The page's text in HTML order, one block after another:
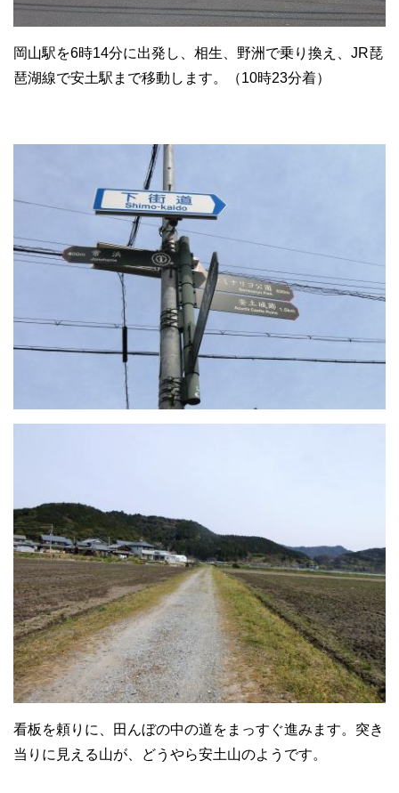
岡山駅を6時14分に出発し、相生、野洲で乗り換え、JR琵
琶湖線で安土駅まで移動します。（10時23分着）
看板を頼りに、田んぼの中の道をまっすぐ進みます。突き
当りに見える山が、どうやら安土山のようです。